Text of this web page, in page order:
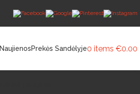
NaujienosPrekės Sandėlyje0 items €0.00